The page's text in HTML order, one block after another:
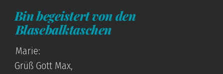
Bin begeistert von den
Blasebalktaschen
Marie:
Grüß Gott Max,